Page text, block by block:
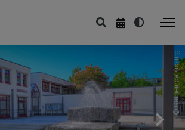
und Flussgeschichte
Gemeinde Kissing